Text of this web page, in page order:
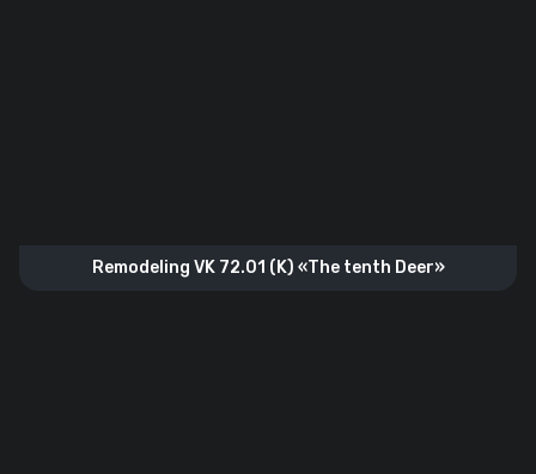
Remodeling VK 72.01 (K) «The tenth Deer»